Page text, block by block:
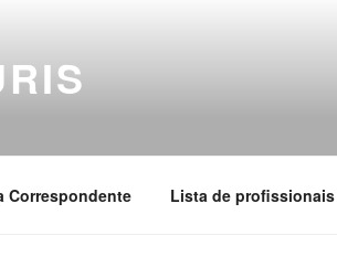
Correspondente Lista de profissionais